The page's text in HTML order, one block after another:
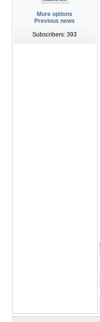
More options
Previous news
Subscribers: 393